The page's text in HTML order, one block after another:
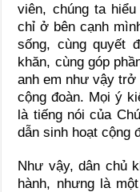
viên, chúng ta
chỉ ở bên cạnh
sống, cùng quyết
khăn, cùng góp
anh em như vậy trở
cộng đoàn. Mọi ý
là tiếng nói của
dẫn sinh hoạt cộng
Như vậy, dân chủ
hành, nhưng là